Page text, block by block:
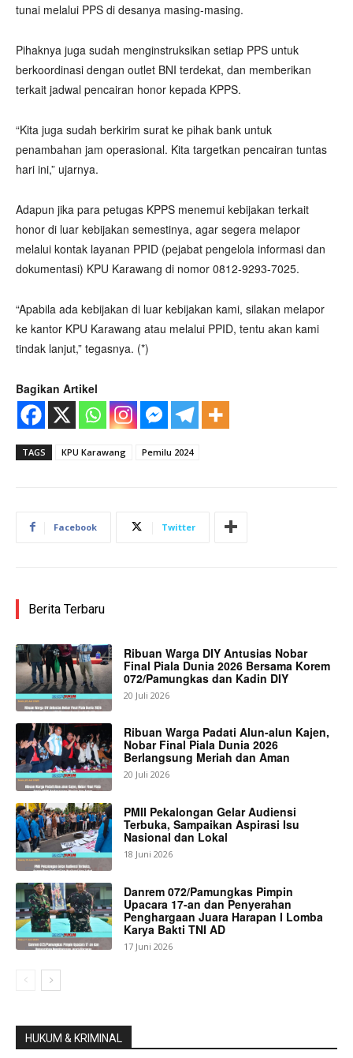
tunai melalui PPS di desanya masing-masing.
Pihaknya juga sudah menginstruksikan setiap PPS untuk
berkoordinasi dengan outlet BNI terdekat, dan memberikan
terkait jadwal pencairan honor kepada KPPS.
“Kita juga sudah berkirim surat ke pihak bank untuk
penambahan jam operasional. Kita targetkan pencairan tuntas
hari ini,” ujarnya.
Adapun jika para petugas KPPS menemui kebijakan terkait
honor di luar kebijakan semestinya, agar segera melapor
melalui kontak layanan PPID (pejabat pengelola informasi dan
dokumentasi) KPU Karawang di nomor 0812-9293-7025.
“Apabila ada kebijakan di luar kebijakan kami, silakan melapor
ke kantor KPU Karawang atau melalui PPID, tentu akan kami
tindak lanjut,” tegasnya. (*)
Bagikan Artikel
TAGS KPU Karawang Pemilu 2024
Facebook Twitter
Berita Terbaru
Ribuan Warga DIY Antusias Nobar
Final Piala Dunia 2026 Bersama Korem
072/Pamungkas dan Kadin DIY
20 Juli 2026
Ribuan Warga Padati Alun-alun Kajen,
Nobar Final Piala Dunia 2026
Berlangsung Meriah dan Aman
20 Juli 2026
PMII Pekalongan Gelar Audiensi
Terbuka, Sampaikan Aspirasi Isu
Nasional dan Lokal
18 Juni 2026
Danrem 072/Pamungkas Pimpin
Upacara 17-an dan Penyerahan
Penghargaan Juara Harapan I Lomba
Karya Bakti TNI AD
17 Juni 2026
HUKUM & KRIMINAL